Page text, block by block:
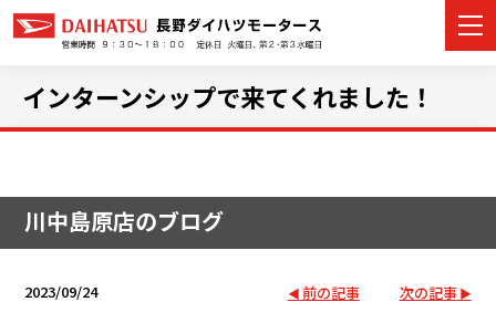
店舗情報
インターンシップで来てくれました！
川中島原店のブログ
2023/09/24 前の記事 次の記事